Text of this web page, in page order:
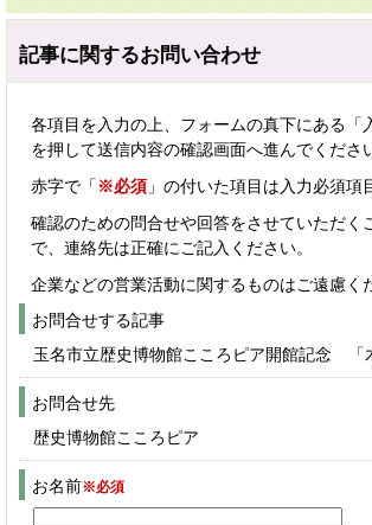
記事に関するお問い合わせ
各項目を入力の上、フォームの真下にある「
を押して送信内容の確認画面へ進んでくださ
赤字で「 ※必須 」の付いた項目は入力必須項
確認のための問合せや回答をさせていただく
で、連絡先は正確にご記入ください。
企業などの営業活動に関するものはご遠慮く
お問合せする記事
玉名市立歴史博物館こころピア開館記念 「
お問合せ先
歴史博物館こころピア
お名前※必須